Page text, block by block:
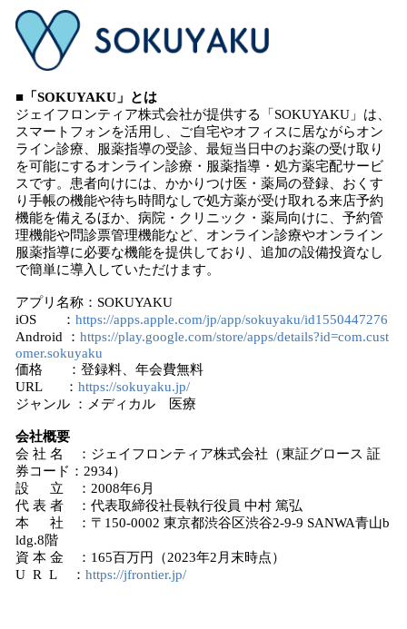
■「SOKUYAKU」とは
ジェイフロンティア株式会社が提供する「SOKUYAKU」は、
スマートフォンを活用し、ご自宅やオフィスに居ながらオン
ライン診療、服薬指導の受診、最短当日中のお薬の受け取り
を可能にするオンライン診療・服薬指導・処方薬宅配サービ
スです。患者向けには、かかりつけ医・薬局の登録、おくす
り手帳の機能や待ち時間なしで処方薬が受け取れる来店予約
機能を備えるほか、病院・クリニック・薬局向けに、予約管
理機能や問診票管理機能など、オンライン診療やオンライン
服薬指導に必要な機能を提供しており、追加の設備投資なし
で簡単に導入していただけます。
アプリ名称：SOKUYAKU
iOS ： https://apps.apple.com/jp/app/sokuyaku/id1550447276
Android ： https://play.google.com/store/apps/details?id=com.cust
omer.sokuyaku
価格 ：登録料、年会費無料
URL ： https://sokuyaku.jp/
ジャンル ：メディカル 医療
会社概要
会 社 名 ：ジェイフロンティア株式会社（東証グロース 証
券コード：2934）
設 立 ：2008年6月
代 表 者 ：代表取締役社長執行役員 中村 篤弘
本 社 ：〒150-0002 東京都渋谷区渋谷2-9-9 SANWA青山b
ldg.8階
資 本 金 ：165百万円（2023年2月末時点）
U R L ： https://jfrontier.jp/